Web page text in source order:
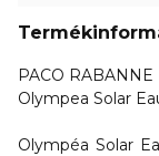
PACO RABANNE
Olympea Solar
Olympéa Solar